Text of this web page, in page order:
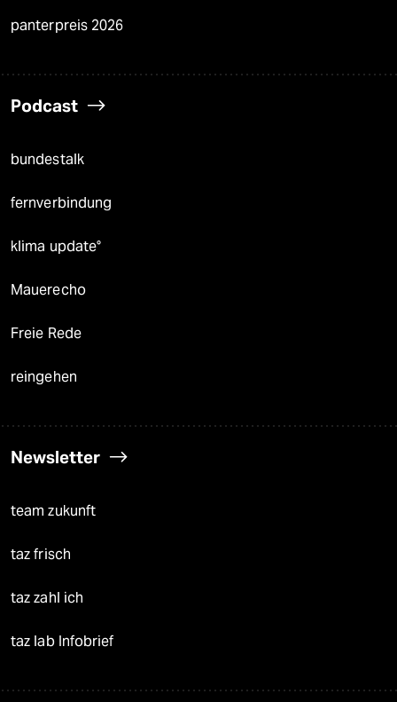
panterpreis 2026
Podcast
bundestalk
fernverbindung
klima update°
Mauerecho
Freie Rede
reingehen
Newsletter
team zukunft
taz frisch
taz zahl ich
taz lab Infobrief